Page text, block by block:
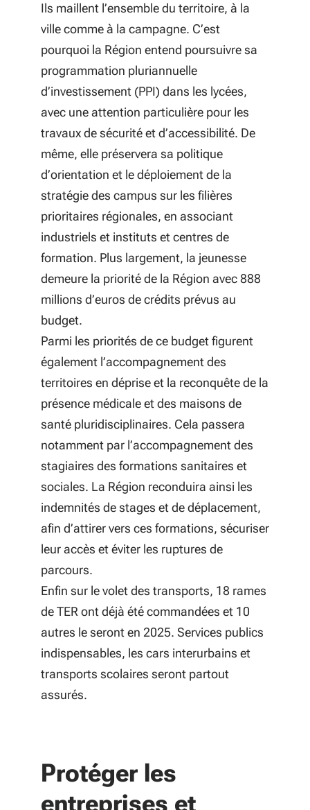
Ils maillent l’ensemble du territoire, à la
ville comme à la campagne. C’est
pourquoi la Région entend poursuivre sa
programmation pluriannuelle
d’investissement (PPI) dans les lycées,
avec une attention particulière pour les
travaux de sécurité et d’accessibilité. De
même, elle préservera sa politique
d’orientation et le déploiement de la
stratégie des campus sur les filières
prioritaires régionales, en associant
industriels et instituts et centres de
formation. Plus largement, la jeunesse
demeure la priorité de la Région avec 888
millions d’euros de crédits prévus au
budget.
Parmi les priorités de ce budget figurent
également l’accompagnement des
territoires en déprise et la reconquête de la
présence médicale et des maisons de
santé pluridisciplinaires. Cela passera
notamment par l’accompagnement des
stagiaires des formations sanitaires et
sociales. La Région reconduira ainsi les
indemnités de stages et de déplacement,
afin d’attirer vers ces formations, sécuriser
leur accès et éviter les ruptures de
parcours.
Enfin sur le volet des transports, 18 rames
de TER ont déjà été commandées et 10
autres le seront en 2025. Services publics
indispensables, les cars interurbains et
transports scolaires seront partout
assurés.
Protéger les
entreprises et